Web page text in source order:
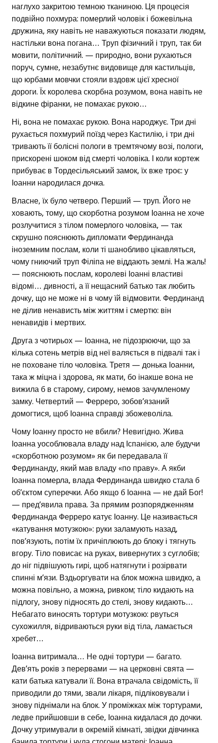
наглухо закритою темною тканиною. Ця процесія
подвійно похмура: померлий чоловік і божевільна
дружина, яку навіть не наважуються показати людям,
настільки вона погана… Труп фізичний і труп, так би
мовити, політичний. — природно, вони рухаються
поруч, сумне, незабутнє видовище для кастильців,
що юрбами мовчки стояли вздовж цієї хресної
дороги. Їх королева скорбна розумом, вона навіть не
відкине фіранки, не помахає рукою…
Ні, вона не помахає рукою. Вона народжує. Три дні
рухається похмурий поїзд через Кастилію, і три дні
тривають її болісні пологи в тремтячому возі, пологи,
прискорені шоком від смерті чоловіка. І коли кортеж
прибуває в Тордесільяський замок, їх вже троє: у
Іоанни народилася дочка.
Власне, їх було четверо. Перший — труп. Його не
ховають, тому, що скорботна розумом Іоанна не хоче
розлучитися з тілом померлого чоловіка, — так
скрушно пояснюють дипломати Фердинанда
іноземним послам, коли ті шанобливо цікавляться,
чому гниючий труп Філіпа не віддають землі. На жаль!
— пояснюють послам, королеві Іоанні властиві
відомі… дивності, а її нещасний батько так любить
дочку, що не може ні в чому їй відмовити. Фердинанд
не ділив ненависть між життям і смертю: він
ненавидів і мертвих.
Друга з чотирьох — Іоанна, не підозрюючи, що за
кілька сотень метрів від неї валяється в підвалі так і
не поховане тіло чоловіка. Третя — донька Іоанни,
така ж міцна і здорова, як мати, бо інакше вона не
вижила б в старому, сирому, немов зачумленому
замку. Четвертий — Ферреро, зобов’язаний
домогтися, щоб Іоанна справді збожеволіла.
Чому Іоанну просто не вбили? Невигідно. Жива
Іоанна уособлювала владу над Іспанією, але будучи
«скорботною розумом» як би передавала її
Фердинанду, який мав владу «по праву». А якби
Іоанна померла, влада Фердинанда швидко стала б
об’єктом суперечки. Або якщо б Іоанна — не дай Бог!
— пред’явила права. За прямим розпорядженням
Фердинанда Ферреро катує Іоанну. Це називається
«катування мотузкою»: руки заламують назад,
пов’язують, потім їх причіплюють до блоку і тягнуть
вгору. Тіло повисає на руках, вивернутих з суглобів;
до ніг підвішують гирі, щоб натягнути і розірвати
спинні м’язи. Вздьоргувати на блок можна швидко, а
можна повільно, а можна, ривком; тіло кидають на
підлогу, знову підносять до стелі, знову кидають…
Небагато виносять тортури мотузкою: рвуться
сухожилля, відриваються руки від тіла, ламається
хребет…
Іоанна витримала… Не одні тортури — багато.
Дев’ять років з перервами — на церковні свята —
кати батька катували її. Вона втрачала свідомість, її
приводили до тями, звали лікаря, підліковували і
знову піднімали на блок. У проміжках між тортурами,
ледве прийшовши в себе, Іоанна кидалася до дочки.
Дочку утримували в окремій кімнаті, звідки дівчинка